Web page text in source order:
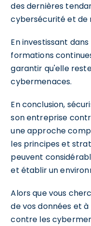
des dernières
cybersécurité et de
En investissant
formations
garantir qu'elle
cybermenaces.
En conclusion,
son entreprise
une approche
les principes et
peuvent
et établir un
Alors que vous
de vos données et
contre les